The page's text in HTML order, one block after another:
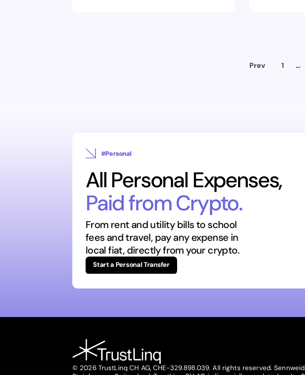
Prev 1 …
#Personal
All Personal Expenses,
Paid from Crypto.
From rent and utility bills to school
fees and travel, pay any expense in
local fiat, directly from your crypto.
Start a Personal Transfer
© 2026 TrustLinq CH AG, CHE-329.898.039. All rights reserved.